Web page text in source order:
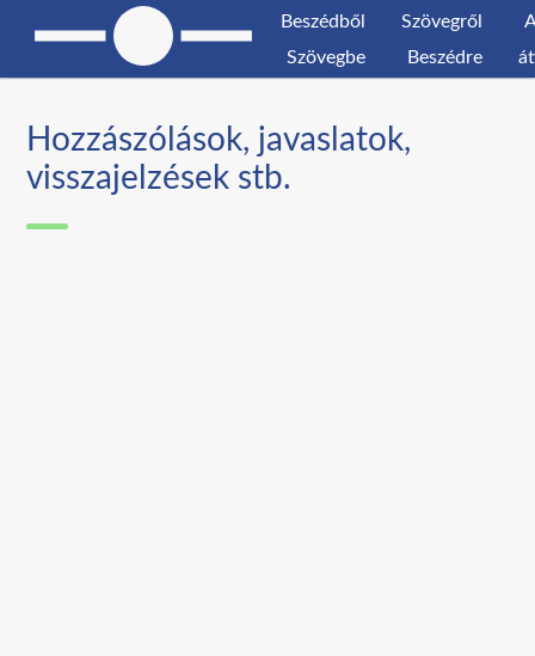
Beszédből
Szövegbe
Szövegről
Beszédre
Hozzászólások, javaslatok,
visszajelzések stb.